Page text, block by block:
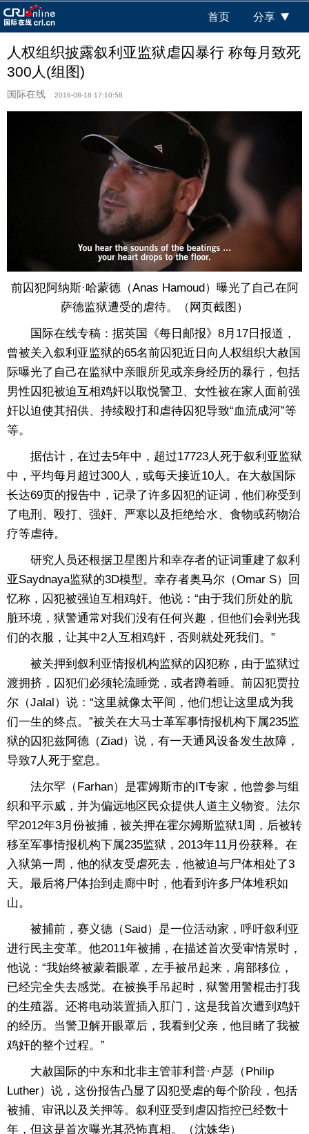
首页 分享
人权组织披露叙利亚监狱虐囚暴行 称每月致死
300人(组图)
国际在线 2016-08-18 17:10:58
前囚犯阿纳斯·哈蒙德（Anas Hamoud）曝光了自己在阿
萨德监狱遭受的虐待。（网页截图）
国际在线专稿：据英国《每日邮报》8月17日报道，
曾被关入叙利亚监狱的65名前囚犯近日向人权组织大赦国
际曝光了自己在监狱中亲眼所见或亲身经历的暴行，包括
男性囚犯被迫互相鸡奸以取悦警卫、女性被在家人面前强
奸以迫使其招供、持续殴打和虐待囚犯导致“血流成河”等
等。
据估计，在过去5年中，超过17723人死于叙利亚监狱
中，平均每月超过300人，或每天接近10人。在大赦国际
长达69页的报告中，记录了许多囚犯的证词，他们称受到
了电刑、殴打、强奸、严寒以及拒绝给水、食物或药物治
疗等虐待。
研究人员还根据卫星图片和幸存者的证词重建了叙利
亚Saydnaya监狱的3D模型。幸存者奥马尔（Omar S）回
忆称，囚犯被强迫互相鸡奸。他说：“由于我们所处的肮
脏环境，狱警通常对我们没有任何兴趣，但他们会剥光我
们的衣服，让其中2人互相鸡奸，否则就处死我们。”
被关押到叙利亚情报机构监狱的囚犯称，由于监狱过
渡拥挤，囚犯们必须轮流睡觉，或者蹲着睡。前囚犯贾拉
尔（Jalal）说：“这里就像太平间，他们想让这里成为我
们一生的终点。”被关在大马士革军事情报机构下属235监
狱的囚犯兹阿德（Ziad）说，有一天通风设备发生故障，
导致7人死于窒息。
法尔罕（Farhan）是霍姆斯市的IT专家，他曾参与组
织和平示威，并为偏远地区民众提供人道主义物资。法尔
罕2012年3月份被捕，被关押在霍尔姆斯监狱1周，后被转
移至军事情报机构下属235监狱，2013年11月份获释。在
入狱第一周，他的狱友受虐死去，他被迫与尸体相处了3
天。最后将尸体抬到走廊中时，他看到许多尸体堆积如
山。
被捕前，赛义德（Said）是一位活动家，呼吁叙利亚
进行民主变革。他2011年被捕，在描述首次受审情景时，
他说：“我始终被蒙着眼罩，左手被吊起来，肩部移位，
已经完全失去感觉。在被换手吊起时，狱警用警棍击打我
的生殖器。还将电动装置插入肛门，这是我首次遭到鸡奸
的经历。当警卫解开眼罩后，我看到父亲，他目睹了我被
鸡奸的整个过程。”
大赦国际的中东和北非主管菲利普·卢瑟（Philip
Luther）说，这份报告凸显了囚犯受虐的每个阶段，包括
被捕、审讯以及关押等。叙利亚受到虐囚指控已经数十
年，但这是首次曝光其恐怖真相。（沈姝华）